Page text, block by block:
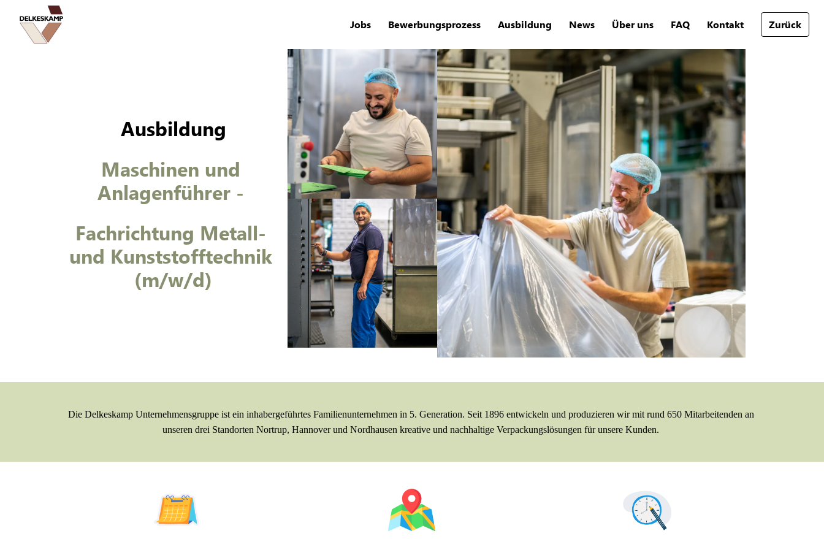
Inhalt
springen
Startseite Jobs Bewerbungsprozess Ausbildung News Über uns FAQ Kontakt Zurück
Ausbildung
Maschinen und
Anlagenführer -
Fachrichtung Metall-
und Kunststofftechnik
(m/w/d)
Die Delkeskamp Unternehmensgruppe ist ein inhabergeführtes Familienunternehmen in 5. Generation. Seit 1896 entwickeln und produzieren wir mit rund 650 Mitarbeitenden an
unseren drei Standorten Nortrup, Hannover und Nordhausen kreative und nachhaltige Verpackungslösungen für unsere Kunden.